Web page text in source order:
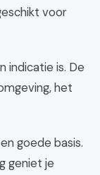
voor
indicatie is. De
het
goede basis.
geniet je